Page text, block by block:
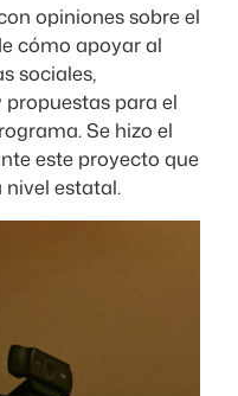
opiniones sobre el
cómo apoyar al
sociales,
para el
Se hizo el
este proyecto que
estatal.